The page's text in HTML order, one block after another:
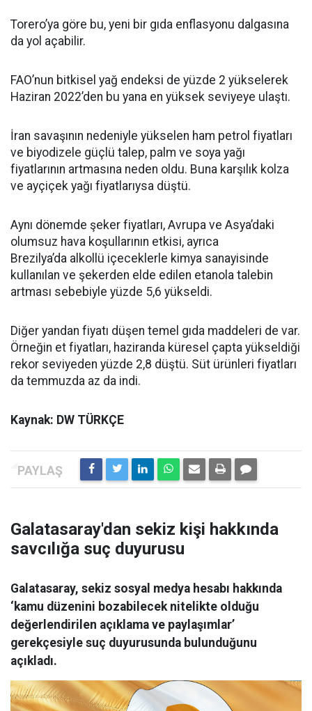
Torero’ya göre bu, yeni bir gıda enflasyonu dalgasına
da yol açabilir.
FAO’nun bitkisel yağ endeksi de yüzde 2 yükselerek
Haziran 2022’den bu yana en yüksek seviyeye ulaştı.
İran savaşının nedeniyle yükselen ham petrol fiyatları
ve biyodizele güçlü talep, palm ve soya yağı
fiyatlarının artmasına neden oldu. Buna karşılık kolza
ve ayçiçek yağı fiyatlarıysa düştü.
Aynı dönemde şeker fiyatları, Avrupa ve Asya’daki
olumsuz hava koşullarının etkisi, ayrıca
Brezilya’da alkollü içeceklerle kimya sanayisinde
kullanılan ve şekerden elde edilen etanola talebin
artması sebebiyle yüzde 5,6 yükseldi.
Diğer yandan fiyatı düşen temel gıda maddeleri de var.
Örneğin et fiyatları, haziranda küresel çapta yükseldiği
rekor seviyeden yüzde 2,8 düştü. Süt ürünleri fiyatları
da temmuzda az da indi.
Kaynak: DW TÜRKÇE
Galatasaray'dan sekiz kişi hakkında
savcılığa suç duyurusu
Galatasaray, sekiz sosyal medya hesabı hakkında
‘kamu düzenini bozabilecek nitelikte olduğu
değerlendirilen açıklama ve paylaşımlar’
gerekçesiyle suç duyurusunda bulunduğunu
açıkladı.